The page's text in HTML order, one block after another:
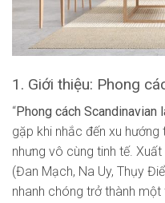
1. Giới thiệu: Phong
“Phong cách Scandinavian
gặp khi nhắc đến xu hướng
nhưng vô cùng tinh tế.
(Đan Mạch, Na Uy, Thụy
nhanh chóng trở thành